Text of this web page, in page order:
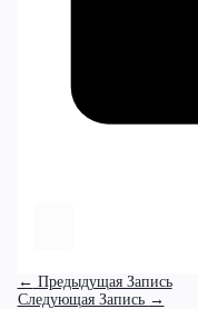
← Предыдущая Запись
Следующая Запись →